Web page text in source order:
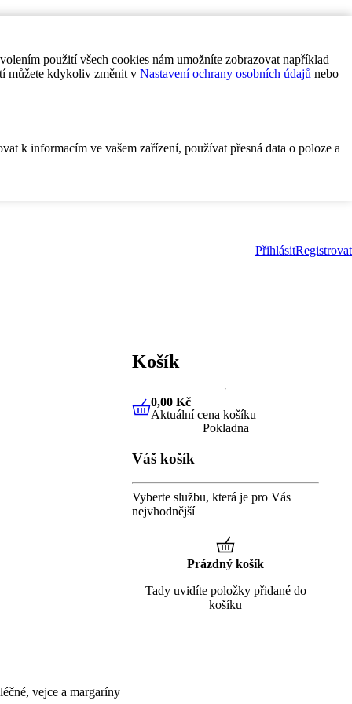
použití všech cookies nám umožníte zobrazovat například
můžete kdykoliv změnit v Nastavení ochrany osobních údajů nebo
k informacím ve vašem zařízení, používat přesná data o poloze a
PřihlásitRegistrovat
vejce a margaríny
Košík
0,00 KčAktuální cena košíku
0,00 Kč
Aktuální cena košíku
Pokladna
Váš košík
Vyberte službu, která je pro Vás
nejvhodnější
Prázdný košík
Tady uvidíte položky přidané do
košíku